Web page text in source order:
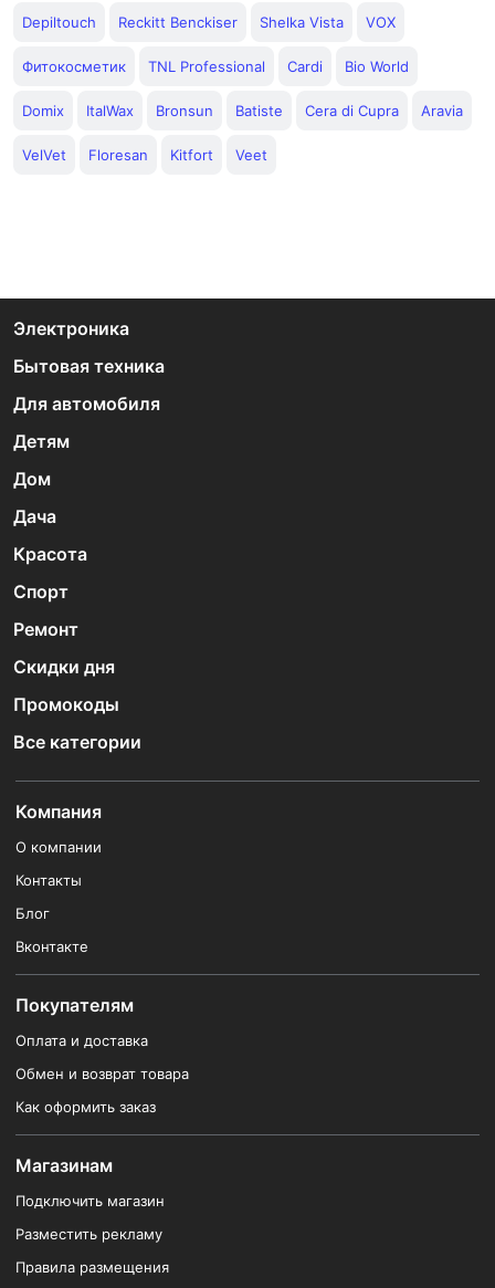
Depiltouch Reckitt Benckiser Shelka Vista VOX
Фитокосметик TNL Professional Cardi Bio World
Domix ItalWax Bronsun Batiste Cera di Cupra Aravia
VelVet Floresan Kitfort Veet
Электроника
Бытовая техника
Для автомобиля
Детям
Дом
Дача
Красота
Спорт
Ремонт
Скидки дня
Промокоды
Все категории
Компания
О компании
Контакты
Блог
Вконтакте
Покупателям
Оплата и доставка
Обмен и возврат товара
Как оформить заказ
Магазинам
Подключить магазин
Разместить рекламу
Правила размещения